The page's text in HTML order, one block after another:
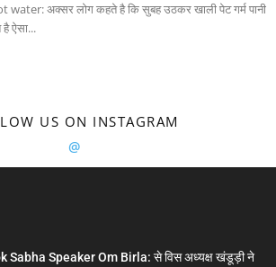
अक्सर लोग कहते है कि सुबह उठकर खाली पेट गर्म पानी
है ऐसा...
US ON INSTAGRAM
@
Sabha Speaker Om Birla: से विस अध्यक्ष खंडूड़ी ने